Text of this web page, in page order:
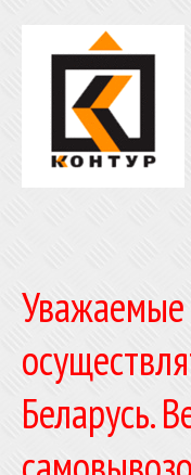
Беларусь.